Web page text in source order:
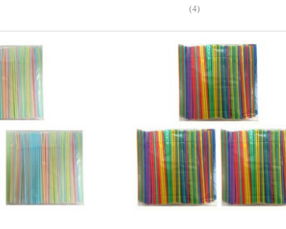
(4)